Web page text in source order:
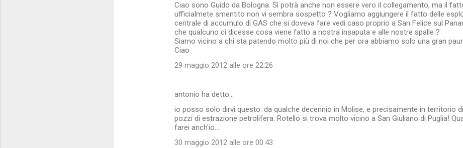
Ciao sono Guido da Bologna. Sì potrà anche non essere vero il collegamento, ma il
ufficialmete smentito non vi sembra sospetto ? Vogliamo aggiungere il fatto delle
centrale di accumulo di GAS che si doveva fare vedi caso proprio a San Felice sul
che qualcuno ci dicesse cosa viene fatto a nostra insaputa e alle nostre spalle ?
Siamo vicino a chi sta patendo molto più di noi che per ora abbiamo solo una gran
Ciao
29 maggio 2012 alle ore 22:26
antonio ha detto…
io posso solo dirvi questo: da qualche decennio in Molise, e precisamente in territorio
pozzi di estrazione petrolifera. Rotello si trova molto vicino a San Giuliano di Puglia!
farei anch'io...
30 maggio 2012 alle ore 00:43